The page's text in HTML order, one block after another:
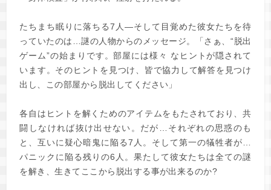
たちまち眠りに落ちる7人―そして目覚めた彼女たちを待
っていたのは…謎の人物からのメッセージ。「さぁ、“脱出
ゲーム”の始まりです。部屋には様々 なヒントが隠されて
います。そのヒントを見つけ、皆で協力して解答を見つけ
出し、この部屋から脱出してください」
各自はヒントを解くためのアイテムをもたされており、共
闘しなければ抜け出せない。だが…それぞれの思惑のも
と、互いに疑心暗鬼に陥る7人。そして第一の犠牲者が…
パニックに陥る残りの6人。果たして彼女たちは全ての謎
を解き、生きてここから脱出する事が出来るのか?